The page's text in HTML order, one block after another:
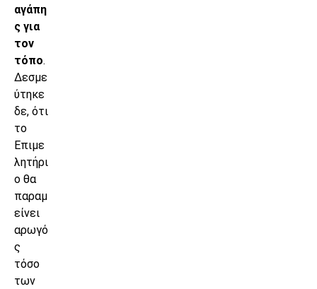
αγάπη
ς για
τον
τόπο.
Δεσμε
ύτηκε
δε, ότι
το
Επιμε
λητήρι
ο θα
παραμ
είνει
αρωγό
ς
τόσο
των